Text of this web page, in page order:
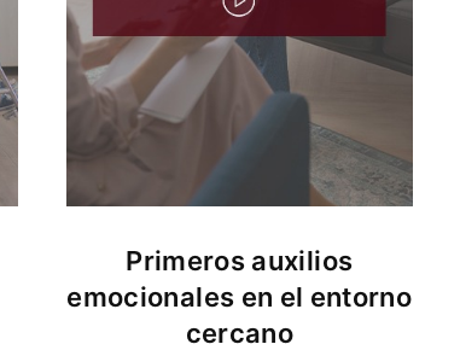
Primeros auxilios
emocionales en el entorno
cercano